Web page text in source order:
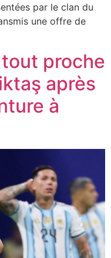
par le clan du
une offre de
proche
après
à